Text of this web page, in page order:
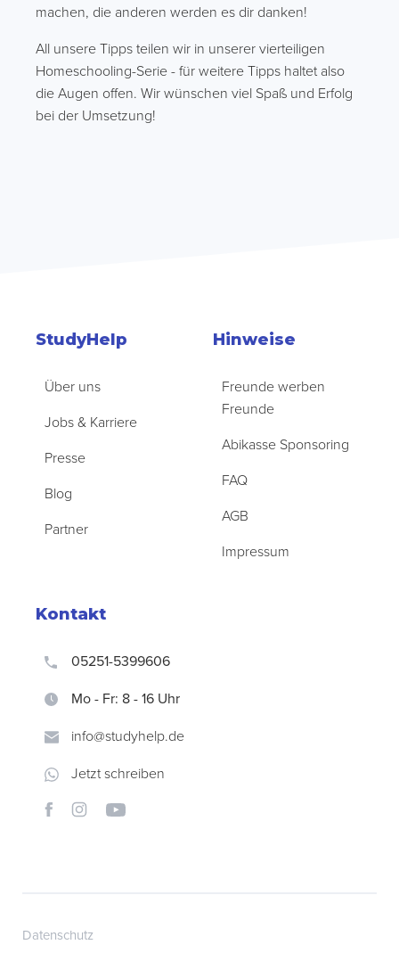
machen, die anderen werden es dir danken!
All unsere Tipps teilen wir in unserer vierteiligen
Homeschooling-Serie - für weitere Tipps haltet also
die Augen offen. Wir wünschen viel Spaß und Erfolg
bei der Umsetzung!
StudyHelp
Über uns
Jobs & Karriere
Presse
Blog
Partner
Hinweise
Freunde werben
Freunde
Abikasse Sponsoring
FAQ
AGB
Impressum
Kontakt
05251-5399606
Mo - Fr: 8 - 16 Uhr
info@studyhelp.de
Jetzt schreiben
Datenschutz